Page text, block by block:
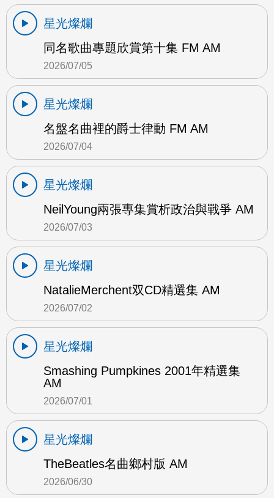
星光燦爛
同名歌曲專題欣賞第十集 FM AM
2026/07/05
星光燦爛
名盤名曲裡的爵士律動 FM AM
2026/07/04
星光燦爛
NeilYoung兩張專集賞析政治與戰爭 AM
2026/07/03
星光燦爛
NatalieMerchent双CD精選集 AM
2026/07/02
星光燦爛
Smashing Pumpkines 2001年精選集
AM
2026/07/01
星光燦爛
TheBeatles名曲鄉村版 AM
2026/06/30